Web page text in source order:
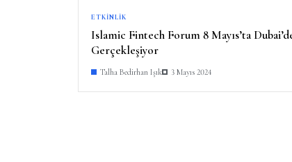
ETKINLIK
Islamic Fintech Forum 8 Mayıs’ta
Gerçekleşiyor
Talha Bedirhan Işık 3 Mayıs 2024